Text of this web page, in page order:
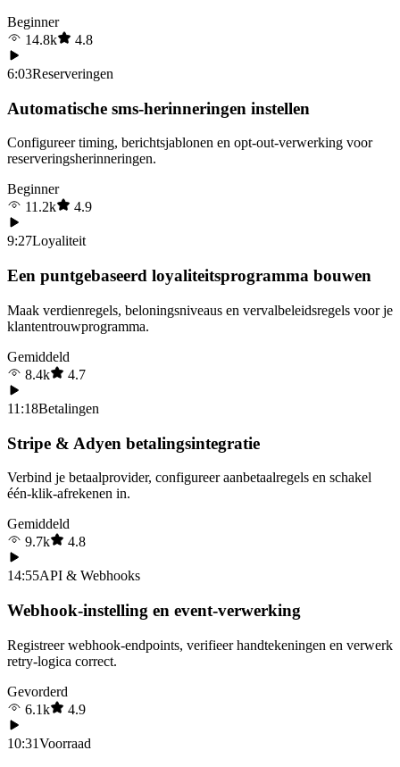
Beginner
14.8k
4.8
6:03Reserveringen
Automatische sms-herinneringen instellen
Configureer timing, berichtsjablonen en opt-out-verwerking voor
reserveringsherinneringen.
Beginner
11.2k
4.9
9:27Loyaliteit
Een puntgebaseerd loyaliteitsprogramma bouwen
Maak verdienregels, beloningsniveaus en vervalbeleidsregels voor je
klantentrouwprogramma.
Gemiddeld
8.4k
4.7
11:18Betalingen
Stripe & Adyen betalingsintegratie
Verbind je betaalprovider, configureer aanbetaalregels en schakel
één-klik-afrekenen in.
Gemiddeld
9.7k
4.8
14:55API & Webhooks
Webhook-instelling en event-verwerking
Registreer webhook-endpoints, verifieer handtekeningen en verwerk
retry-logica correct.
Gevorderd
6.1k
4.9
10:31Voorraad